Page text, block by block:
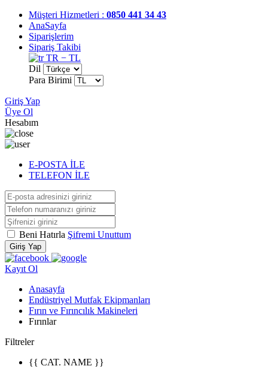
Müşteri Hizmetleri : 0850 441 34 43
AnaSayfa
Siparişlerim
Sipariş Takibi
TR − TL
Dil
Para Birimi
Giriş Yap
Üye Ol
Hesabım
E-POSTA İLE
TELEFON İLE
Beni Hatırla Şifremi Unuttum
Giriş Yap
Kayıt Ol
Anasayfa
Endüstriyel Mutfak Ekipmanları
Fırın ve Fırıncılık Makineleri
Fırınlar
Filtreler
{{ CAT. NAME }}